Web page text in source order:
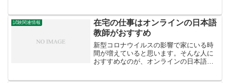
上の過去問を最低3回以上解く日本語教育
能力検定試験では...
試験関連情報
在宅の仕事はオンラインの日本語
教師がおすすめ
新型コロナウイルスの影響で家にいる時
間が増えていると思います。そんな人に
おすすめなのが、オンラインの日本語教